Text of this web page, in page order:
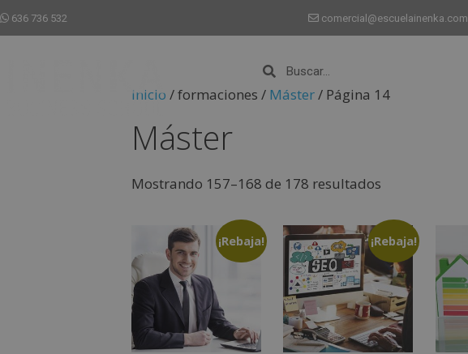
636 736 532 comercial@escuelainenka.com
Inicio / formaciones / Máster/ Página 14
Máster
Mostrando 157–168 de 178 resultados
¡Rebaja! ¡Rebaja!